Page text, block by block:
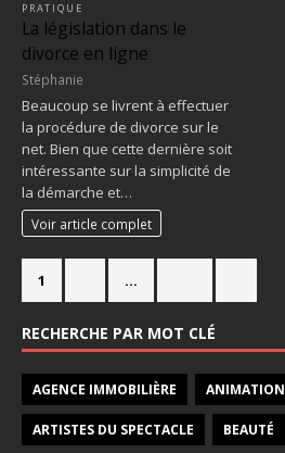
PRATIQUE
La législation dans le
divorce en ligne
Stéphanie
Beaucoup se livrent à effectuer
la procédure de divorce sur le
net. Bien que cette dernière soit
intéressante sur la simplicité de
la démarche et…
Voir article complet
1 …
RECHERCHE PAR MOT CLÉ
AGENCE IMMOBILIÈRE ANIMATION
ARTISTES DU SPECTACLE BEAUTÉ